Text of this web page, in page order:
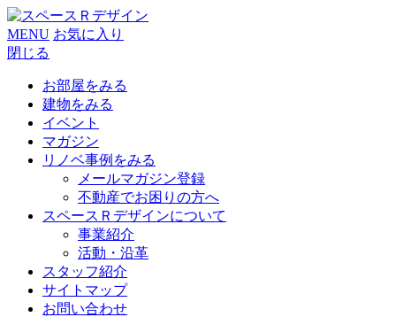
MENU お気に入り
閉じる
お部屋をみる
建物をみる
イベント
マガジン
リノベ事例をみる
メールマガジン登録
不動産でお困りの方へ
スペースＲデザインについて
事業紹介
活動・沿革
スタッフ紹介
サイトマップ
お問い合わせ